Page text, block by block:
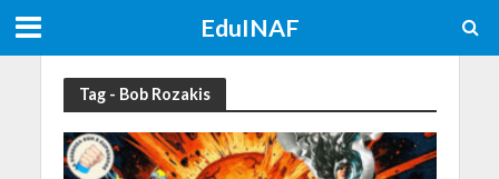
EduINAF
Tag - Bob Rozakis